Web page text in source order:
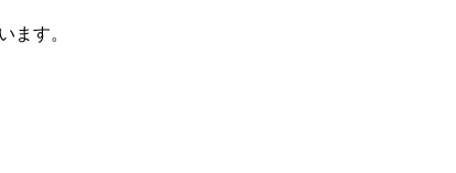
ます。